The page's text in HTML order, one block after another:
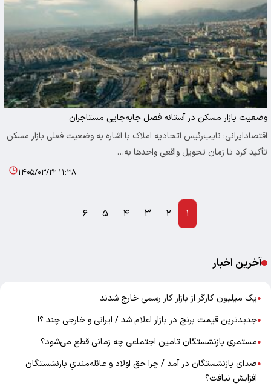
وضعیت بازار مسکن در آستانه فصل جابه‌جایی مستاجران
اقتصادایرانی: نایب‌رئیس اتحادیه املاک با اشاره به وضعیت فعلی بازار مسکن
تأکید کرد تا زمان تحویل واقعی واحدها به…
۱۴۰۵/۰۳/۲۲ ۱۱:۳۸
۱ ۲ ۳ ۴ ۵ ۶
آخرین اخبار
●یک میلیون کارگر از بازار کار رسمی خارج شدند
●جدیدترین قیمت برنج در بازار اعلام شد / ایرانی و خارجی چند ؟!
●مستمری بازنشستگان تامین اجتماعی چه زمانی قطع می‌شود؟
●صدای بازنشستگان در آمد / چرا حق اولاد و عائله‌مندیِ بازنشستگان
افزایش نیافت؟